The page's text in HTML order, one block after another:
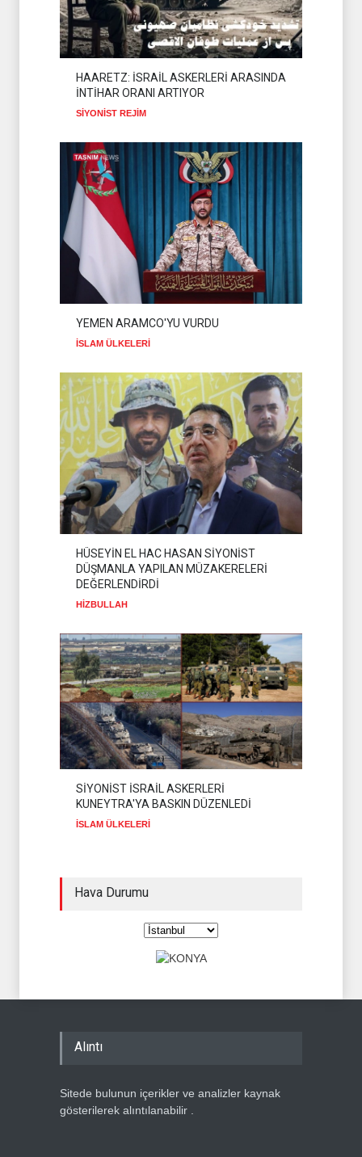
İSLAM ÜLKELERİ
07 Ağustos 2026
THE TELEGRAPH: İRAN
SAVAŞTAN ZAFERLE ÇIKTI
İSLAM ÜLKELERİ
KONSEYİ'NE ÇAĞRI
HAMAS 09 Ağustos 2026
HAARETZ: İSRAİL ASKERLERİ ARASINDA
İNTİHAR ORANI ARTIYOR
SİYONİST REJİM
YEMEN ARAMCO'YU VURDU
İSLAM ÜLKELERİ
HÜSEYİN EL HAC HASAN SİYONİST
DÜŞMANLA YAPILAN MÜZAKERELERİ
DEĞERLENDİRDİ
HİZBULLAH
SİYONİST İSRAİL ASKERLERİ
KUNEYTRA'YA BASKIN DÜZENLEDİ
İSLAM ÜLKELERİ
Hava Durumu
Alıntı
Sitede bulunun içerikler ve analizler kaynak
gösterilerek alıntılanabilir .